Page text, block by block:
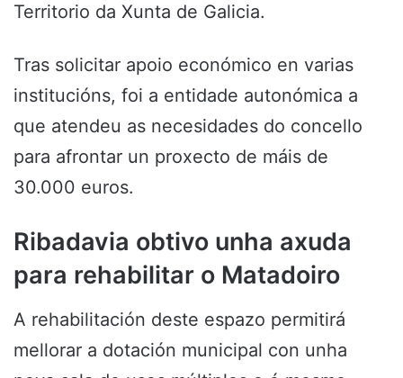
Territorio da Xunta de Galicia.
Tras solicitar apoio económico en varias
institucións, foi a entidade autonómica a
que atendeu as necesidades do concello
para afrontar un proxecto de máis de
30.000 euros.
Ribadavia obtivo unha axuda
para rehabilitar o Matadoiro
A rehabilitación deste espazo permitirá
mellorar a dotación municipal con unha